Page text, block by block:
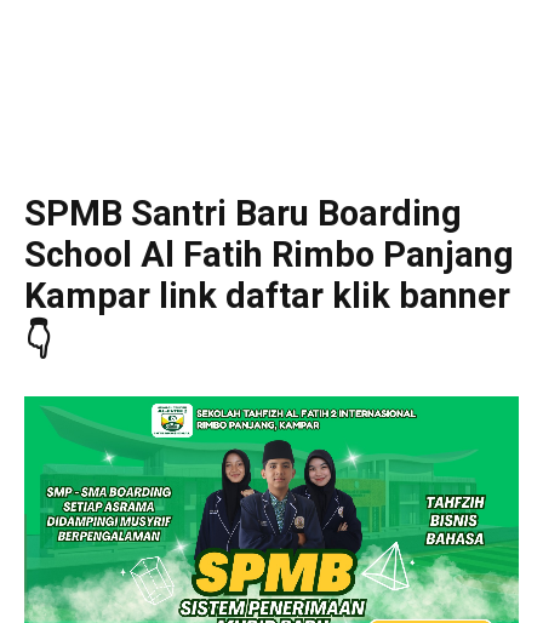
SPMB Santri Baru Boarding
School Al Fatih Rimbo Panjang
Kampar link daftar klik banner
👇